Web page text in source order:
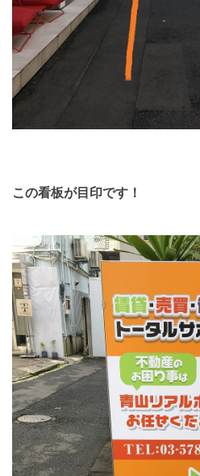
この看板が目印です！